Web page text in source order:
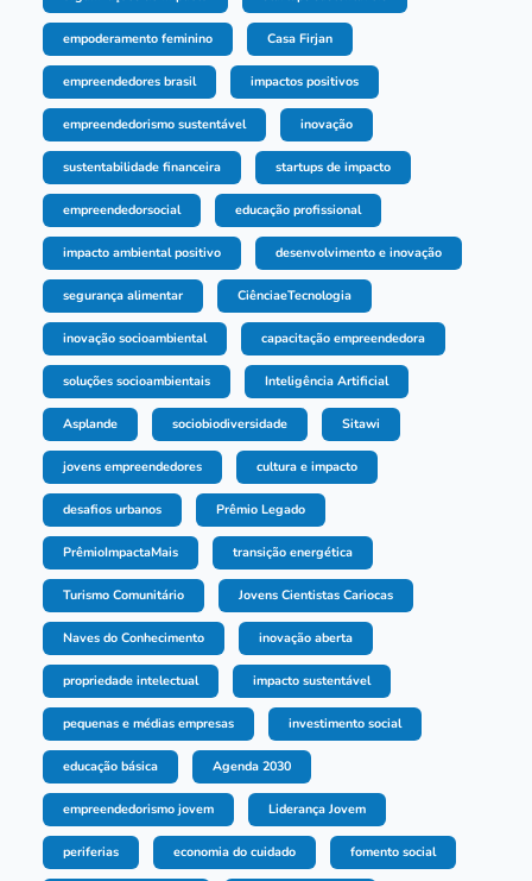
empoderamento feminino Casa Firjan
empreendedores brasil impactos positivos
empreendedorismo sustentável inovação
sustentabilidade financeira startups de impacto
empreendedorsocial educação profissional
impacto ambiental positivo desenvolvimento e inovação
segurança alimentar CiênciaeTecnologia
inovação socioambiental capacitação empreendedora
soluções socioambientais Inteligência Artificial
Asplande sociobiodiversidade Sitawi
jovens empreendedores cultura e impacto
desafios urbanos Prêmio Legado
PrêmioImpactaMais transição energética
Turismo Comunitário Jovens Cientistas Cariocas
Naves do Conhecimento inovação aberta
propriedade intelectual impacto sustentável
pequenas e médias empresas investimento social
educação básica Agenda 2030
empreendedorismo jovem Liderança Jovem
periferias economia do cuidado fomento social